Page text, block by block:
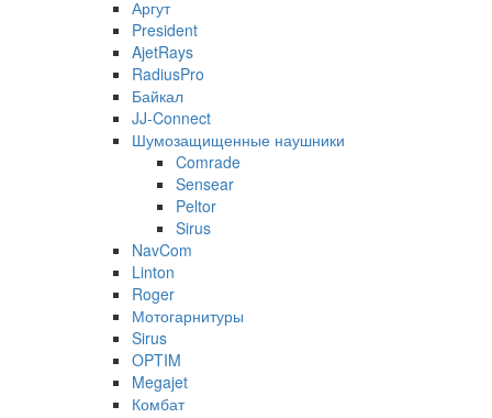
Аргут
President
AjetRays
RadiusPro
Байкал
JJ-Connect
Шумозащищенные наушники
Comrade
Sensear
Peltor
Sirus
NavCom
Linton
Roger
Мотогарнитуры
Sirus
OPTIM
Megajet
Комбат